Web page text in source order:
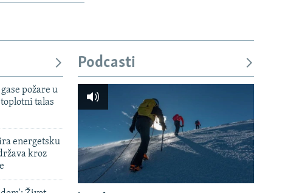
požare u
talas
energetsku
kroz
Podcasti